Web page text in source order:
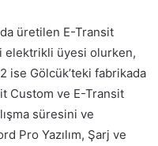
üretilen E-Transit
elektrikli üyesi olurken,
ise Gölcük’teki fabrikada
Custom ve E-Transit
süresini ve
Pro Yazılım, Şarj ve